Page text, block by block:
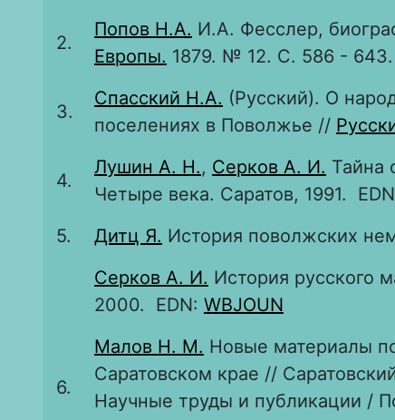
2.
Попов Н.А. И.А. Фесслер,
Европы. 1879. № 12. С. 586 - 643.
3.
Спасский Н.А. (Русский). О
поселениях в Поволжье //
4.
Лушин А. Н., Серков А. И. Тайна
Четыре века. Саратов, 1991.
5.
Дитц Я. История поволжских
Серков А. И. История русского
2000. EDN: WBJOUN
6.
Малов Н. М. Новые материалы
Саратовском крае //
Научные труды и публикации /